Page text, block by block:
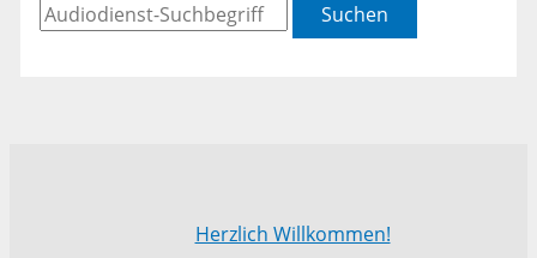
Suchen
Herzlich Willkommen!